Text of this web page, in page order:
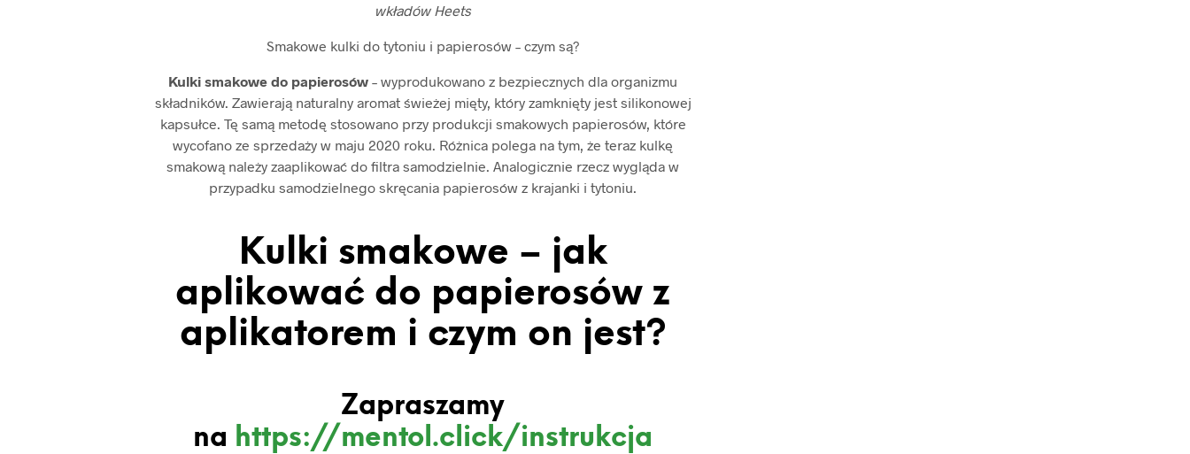
wkładów Heets
Smakowe kulki do tytoniu i papierosów – czym są?
Kulki smakowe do papierosów – wyprodukowano z bezpiecznych dla organizmu
składników. Zawierają naturalny aromat świeżej mięty, który zamknięty jest silikonowej
kapsułce. Tę samą metodę stosowano przy produkcji smakowych papierosów, które
wycofano ze sprzedaży w maju 2020 roku. Różnica polega na tym, że teraz kulkę
smakową należy zaaplikować do filtra samodzielnie. Analogicznie rzecz wygląda w
przypadku samodzielnego skręcania papierosów z krajanki i tytoniu.
Kulki smakowe – jak
aplikować do papierosów z
aplikatorem i czym on jest?
Zapraszamy
na https://mentol.click/instrukcja